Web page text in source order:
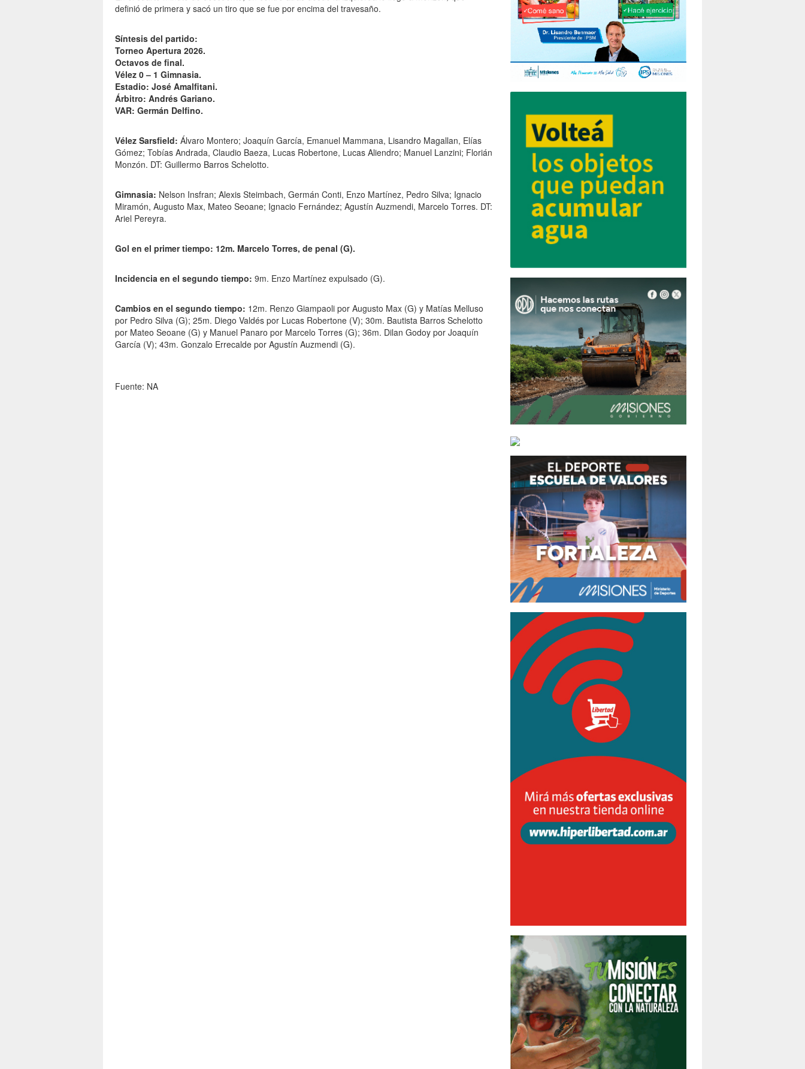
definió de primera y sacó un tiro que se fue por encima del travesaño.
Síntesis del partido:
Torneo Apertura 2026.
Octavos de final.
Vélez 0 – 1 Gimnasia.
Estadio: José Amalfitani.
Árbitro: Andrés Gariano.
VAR: Germán Delfino.
Vélez Sarsfield: Álvaro Montero; Joaquín García, Emanuel Mammana, Lisandro Magallan, Elías
Gómez; Tobías Andrada, Claudio Baeza, Lucas Robertone, Lucas Aliendro; Manuel Lanzini; Florián
Monzón. DT: Guillermo Barros Schelotto.
Gimnasia: Nelson Insfran; Alexis Steimbach, Germán Conti, Enzo Martínez, Pedro Silva; Ignacio
Miramón, Augusto Max, Mateo Seoane; Ignacio Fernández; Agustín Auzmendi, Marcelo Torres. DT:
Ariel Pereyra.
Gol en el primer tiempo: 12m. Marcelo Torres, de penal (G).
Incidencia en el segundo tiempo: 9m. Enzo Martínez expulsado (G).
Cambios en el segundo tiempo: 12m. Renzo Giampaoli por Augusto Max (G) y Matías Melluso
por Pedro Silva (G); 25m. Diego Valdés por Lucas Robertone (V); 30m. Bautista Barros Schelotto
por Mateo Seoane (G) y Manuel Panaro por Marcelo Torres (G); 36m. Dilan Godoy por Joaquín
García (V); 43m. Gonzalo Errecalde por Agustín Auzmendi (G).
Fuente: NA